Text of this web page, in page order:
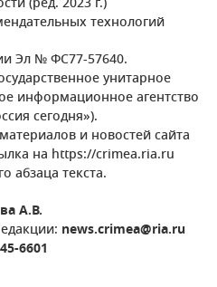
(ред. 2023 г.)
технологий
Эл № ФС77-57640.
унитарное
информационное агентство
сегодня»).
и новостей сайта
на https://crimea.ria.ru
абзаца текста.
А.В.
news.crimea@ria.ru
6601